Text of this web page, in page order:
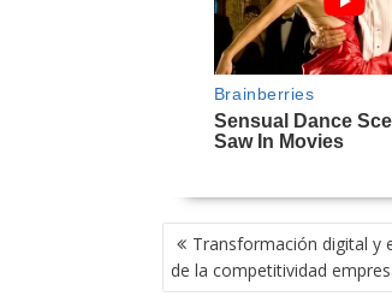
NAVEGACIÓN
DE
ENTRADAS
Transformación digital y
de la competitividad